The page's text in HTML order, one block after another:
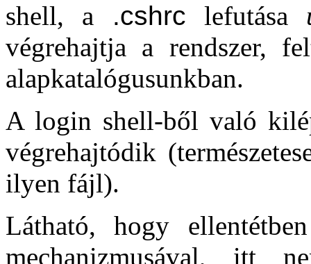
shell, a .cshrc lefutása
végrehajtja a rendszer,
alapkatalógusunkban.
A login shell-ből való
végrehajtódik
ilyen fájl).
Látható, hogy
mechanizmusával, itt